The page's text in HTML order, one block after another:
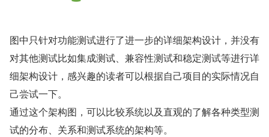
图中只针对功能测试进行了进一步的详细架构设计，并没有
对其他测试比如集成测试、兼容性测试和稳定测试等进行详
细架构设计，感兴趣的读者可以根据自己项目的实际情况自
己尝试一下。
通过这个架构图，可以比较系统以及直观的了解各种类型测
试的分布、关系和测试系统的架构等。